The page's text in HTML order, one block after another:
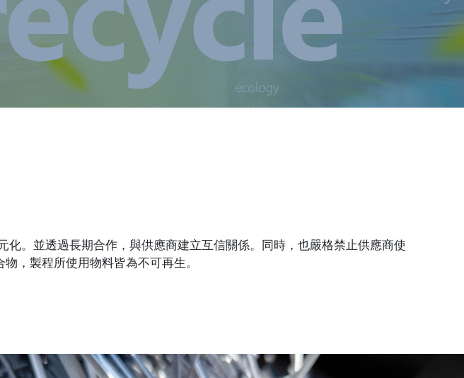
。並透過長期合作，與供應商建立互信關係。同時，也嚴格禁止供應商使
，製程所使用物料皆為不可再生。